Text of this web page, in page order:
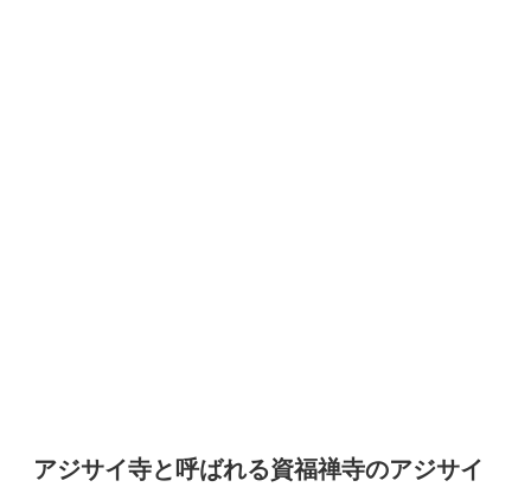
アジサイ寺と呼ばれる資福禅寺のアジサイ